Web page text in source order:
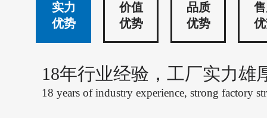
实力
优势
价值
优势
品质
优势
18年行业经验，工厂实力雄
18 years of industry experience, strong factory